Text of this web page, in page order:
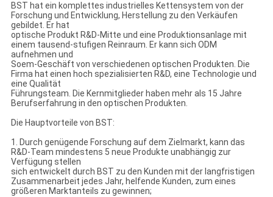
BST hat ein komplettes industrielles Kettensystem von der
Forschung und Entwicklung, Herstellung zu den Verkäufen
gebildet. Er hat
optische Produkt R&D-Mitte und eine Produktionsanlage mit
einem tausend-stufigen Reinraum. Er kann sich ODM
aufnehmen und
Soem-Geschäft von verschiedenen optischen Produkten. Die
Firma hat einen hoch spezialisierten R&D, eine Technologie und
eine Qualität
Führungsteam. Die Kernmitglieder haben mehr als 15 Jahre
Berufserfahrung in den optischen Produkten.
Die Hauptvorteile von BST:
1. Durch genügende Forschung auf dem Zielmarkt, kann das
R&D-Team mindestens 5 neue Produkte unabhängig zur
Verfügung stellen
sich entwickelt durch BST zu den Kunden mit der langfristigen
Zusammenarbeit jedes Jahr, helfende Kunden, zum eines
größeren Marktanteils zu gewinnen;